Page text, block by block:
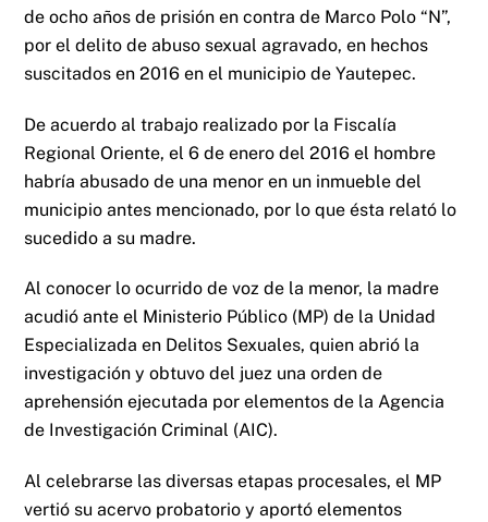
de ocho años de prisión en contra de Marco Polo “N”,
por el delito de abuso sexual agravado, en hechos
suscitados en 2016 en el municipio de Yautepec.
De acuerdo al trabajo realizado por la Fiscalía
Regional Oriente, el 6 de enero del 2016 el hombre
habría abusado de una menor en un inmueble del
municipio antes mencionado, por lo que ésta relató lo
sucedido a su madre.
Al conocer lo ocurrido de voz de la menor, la madre
acudió ante el Ministerio Público (MP) de la Unidad
Especializada en Delitos Sexuales, quien abrió la
investigación y obtuvo del juez una orden de
aprehensión ejecutada por elementos de la Agencia
de Investigación Criminal (AIC).
Al celebrarse las diversas etapas procesales, el MP
vertió su acervo probatorio y aportó elementos